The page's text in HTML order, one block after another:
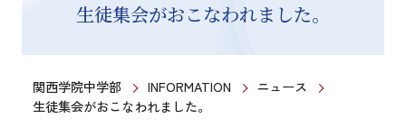
生徒集会がおこなわれました。
関西学院中学部 INFORMATION
ニュース
生徒集会がおこなわれました。